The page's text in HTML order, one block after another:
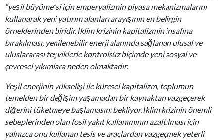
“yeşil büyüme”si için emperyalizmin piyasa mekanizmalarını
kullanarak yeni yatırım alanları arayışının en belirgin
örneklerinden biridir. İklim krizinin kapitalizmin insafına
bırakılması, yenilenebilir enerji alanında sağlanan ulusal ve
uluslararası teşviklerle kontrolsüz biçimde yeni sosyal ve
çevresel yıkımlara neden olmaktadır.
Yeşil enerjinin yükselişi ile küresel kapitalizm, toplumun
temelden bir değişim yaşamadan bir kaynaktan vazgeçerek
diğerini tüketmeye başlamasını bekliyor. İklim krizinin önemli
sebeplerinden olan fosil yakıt kullanımının azaltılması için
yalnızca onu kullanan tesis ve araçlardan vazgeçmek yeterli